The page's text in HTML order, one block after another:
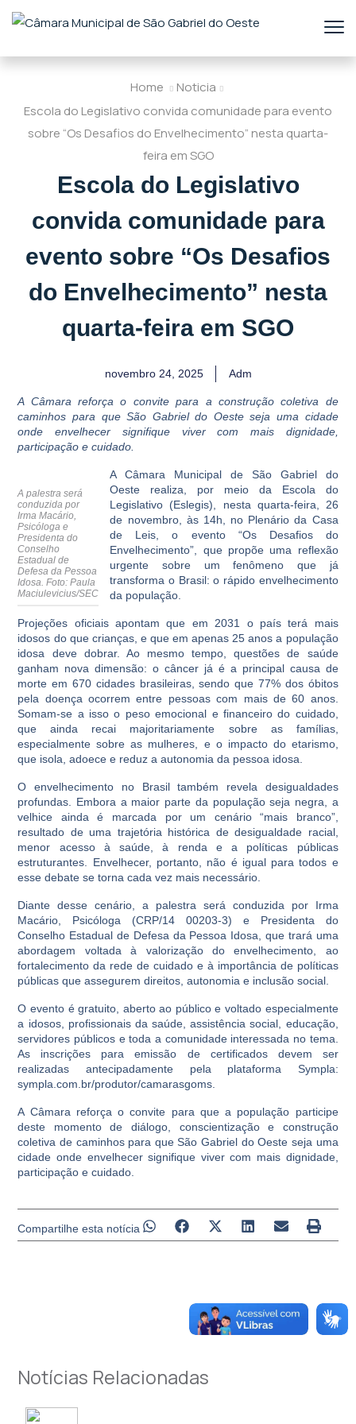
Home
Noticia
Escola do Legislativo convida comunidade para evento
sobre “Os Desafios do Envelhecimento” nesta quarta-
feira em SGO
Escola do Legislativo
convida comunidade para
evento sobre “Os Desafios
do Envelhecimento” nesta
quarta-feira em SGO
novembro 24, 2025 Adm
A Câmara reforça o convite para a construção coletiva de
caminhos para que São Gabriel do Oeste seja uma cidade
onde envelhecer signifique viver com mais dignidade,
participação e cuidado.
A palestra será
conduzida por
Irma Macário,
Psicóloga e
Presidenta do
Conselho
Estadual de
Defesa da Pessoa
Idosa. Foto:Paula
Maciulevicius/SEC
A Câmara Municipal de São Gabriel do
Oeste realiza, por meio da Escola do
Legislativo (Eslegis), nesta quarta-feira, 26
de novembro, às 14h, no Plenário da Casa
de Leis, o evento “Os Desafios do
Envelhecimento”, que propõe uma reflexão
urgente sobre um fenômeno que já
transforma o Brasil: o rápido envelhecimento
da população.
Projeções oficiais apontam que em 2031 o país terá mais
idosos do que crianças, e que em apenas 25 anos a população
idosa deve dobrar. Ao mesmo tempo, questões de saúde
ganham nova dimensão: o câncer já é a principal causa de
morte em 670 cidades brasileiras, sendo que 77% dos óbitos
pela doença ocorrem entre pessoas com mais de 60 anos.
Somam-se a isso o peso emocional e financeiro do cuidado,
que ainda recai majoritariamente sobre as famílias,
especialmente sobre as mulheres, e o impacto do etarismo,
que isola, adoece e reduz a autonomia da pessoa idosa.
O envelhecimento no Brasil também revela desigualdades
profundas. Embora a maior parte da população seja negra, a
velhice ainda é marcada por um cenário “mais branco”,
resultado de uma trajetória histórica de desigualdade racial,
menor acesso à saúde, à renda e a políticas públicas
estruturantes. Envelhecer, portanto, não é igual para todos e
esse debate se torna cada vez mais necessário.
Diante desse cenário, a palestra será conduzida por Irma
Macário, Psicóloga (CRP/14 00203-3) e Presidenta do
Conselho Estadual de Defesa da Pessoa Idosa, que trará uma
abordagem voltada à valorização do envelhecimento, ao
fortalecimento da rede de cuidado e à importância de políticas
públicas que assegurem direitos, autonomia e inclusão social.
O evento é gratuito, aberto ao público e voltado especialmente
a idosos, profissionais da saúde, assistência social, educação,
servidores públicos e toda a comunidade interessada no tema.
As inscrições para emissão de certificados devem ser
realizadas antecipadamente pela plataforma Sympla:
sympla.com.br/produtor/camarasgoms.
A Câmara reforça o convite para que a população participe
deste momento de diálogo, conscientização e construção
coletiva de caminhos para que São Gabriel do Oeste seja uma
cidade onde envelhecer signifique viver com mais dignidade,
participação e cuidado.
Compartilhe esta notícia
Notícias Relacionadas